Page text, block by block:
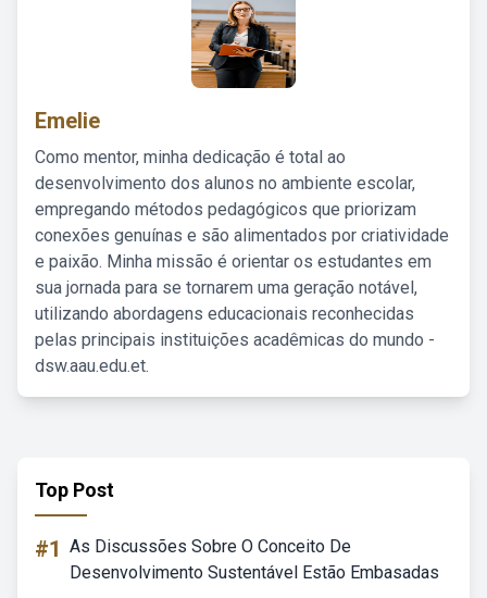
Emelie
Como mentor, minha dedicação é total ao
desenvolvimento dos alunos no ambiente escolar,
empregando métodos pedagógicos que priorizam
conexões genuínas e são alimentados por criatividade
e paixão. Minha missão é orientar os estudantes em
sua jornada para se tornarem uma geração notável,
utilizando abordagens educacionais reconhecidas
pelas principais instituições acadêmicas do mundo -
dsw.aau.edu.et.
Top Post
#1 As Discussões Sobre O Conceito De
Desenvolvimento Sustentável Estão Embasadas